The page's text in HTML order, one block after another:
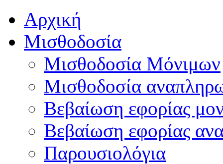
Αρχική
Μισθοδοσία
Μισθοδοσία Μόνιμων
Μισθοδοσία
Βεβαίωση εφορίας
Βεβαίωση εφορίας
Παρουσιολόγια